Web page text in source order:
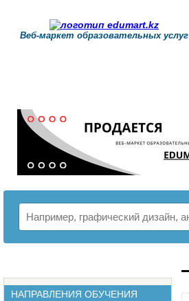
Веб-маркет образовательных услуг
НАПРАВЛЕНИЯ ОБУЧЕНИЯ